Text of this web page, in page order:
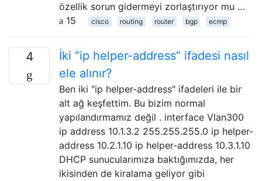
özellik sorun gidermeyi zorlaştırıyor mu …
15
cisco routing router bgp ecmp
4
İki “ip helper-address” ifadesi nasıl
ele alınır?
Ben iki "ip helper-address" ifadeleri ile bir
alt ağ keşfettim. Bu bizim normal
yapılandırmamız değil . interface Vlan300
ip address 10.1.3.2 255.255.255.0 ip helper-
address 10.2.1.10 ip helper-address 10.3.1.10
DHCP sunucularımıza baktığımızda, her
ikisinden de kiralama geliyor gibi